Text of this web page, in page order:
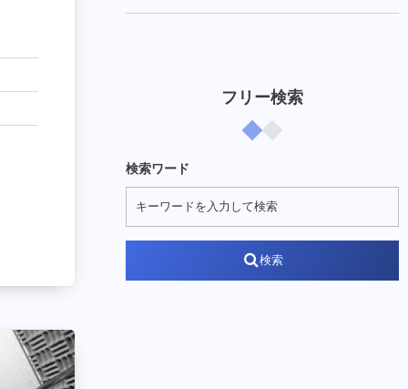
フリー検索
検索ワード
検索